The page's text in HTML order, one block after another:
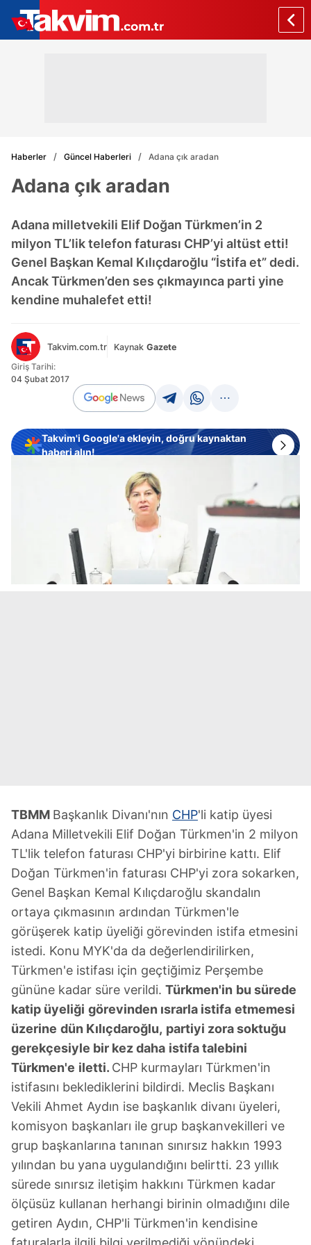
Haberler Güncel Haberleri Adana çık aradan
Adana çık aradan
Adana milletvekili Elif Doğan Türkmen’in 2
milyon TL’lik telefon faturası CHP’yi altüst etti!
Genel Başkan Kemal Kılıçdaroğlu “İstifa et” dedi.
Ancak Türkmen’den ses çıkmayınca parti yine
kendine muhalefet etti!
Takvim.com.tr Kaynak Gazete
Giriş Tarihi:
04 Şubat 2017
Takvim'i Google'a ekleyin, doğru kaynaktan
haberi alın!
TBMM Başkanlık Divanı'nın CHP'li katip üyesi
Adana Milletvekili Elif Doğan Türkmen'in 2 milyon
TL'lik telefon faturası CHP'yi birbirine kattı. Elif
Doğan Türkmen'in faturası CHP'yi zora sokarken,
Genel Başkan Kemal Kılıçdaroğlu skandalın
ortaya çıkmasının ardından Türkmen'le
görüşerek katip üyeliği görevinden istifa etmesini
istedi. Konu MYK'da da değerlendirilirken,
Türkmen'e istifası için geçtiğimiz Perşembe
gününe kadar süre verildi. Türkmen'in bu sürede
katip üyeliği görevinden ısrarla istifa etmemesi
üzerine dün Kılıçdaroğlu, partiyi zora soktuğu
gerekçesiyle bir kez daha istifa talebini
Türkmen'e iletti. CHP kurmayları Türkmen'in
istifasını beklediklerini bildirdi. Meclis Başkanı
Vekili Ahmet Aydın ise başkanlık divanı üyeleri,
komisyon başkanları ile grup başkanvekilleri ve
grup başkanlarına tanınan sınırsız hakkın 1993
yılından bu yana uygulandığını belirtti. 23 yıllık
sürede sınırsız iletişim hakkını Türkmen kadar
ölçüsüz kullanan herhangi birinin olmadığını dile
getiren Aydın, CHP'li Türkmen'in kendisine